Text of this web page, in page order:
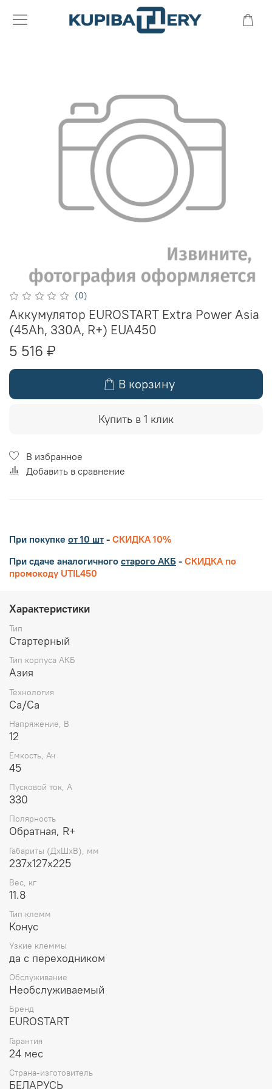
(0)
Аккумулятор EUROSTART Extra Power Asia
(45Ah, 330A, R+) EUA450
5 516 ₽
В корзину
Купить в 1 клик
В избранное
Добавить в сравнение
При покупке от 10 шт - СКИДКА 10%
При сдаче аналогичного старого АКБ - СКИДКА по
промокоду UTIL450
Характеристики
Тип
Стартерный
Тип корпуса АКБ
Азия
Технология
Ca/Ca
Напряжение, В
12
Емкость, Ач
45
Пусковой ток, А
330
Полярность
Обратная, R+
Габариты (ДхШхВ), мм
237x127x225
Вес, кг
11.8
Тип клемм
Конус
Узкие клеммы
да с переходником
Обслуживание
Необслуживаемый
Бренд
EUROSTART
Гарантия
24 мес
Страна-изготовитель
БЕЛАРУСЬ